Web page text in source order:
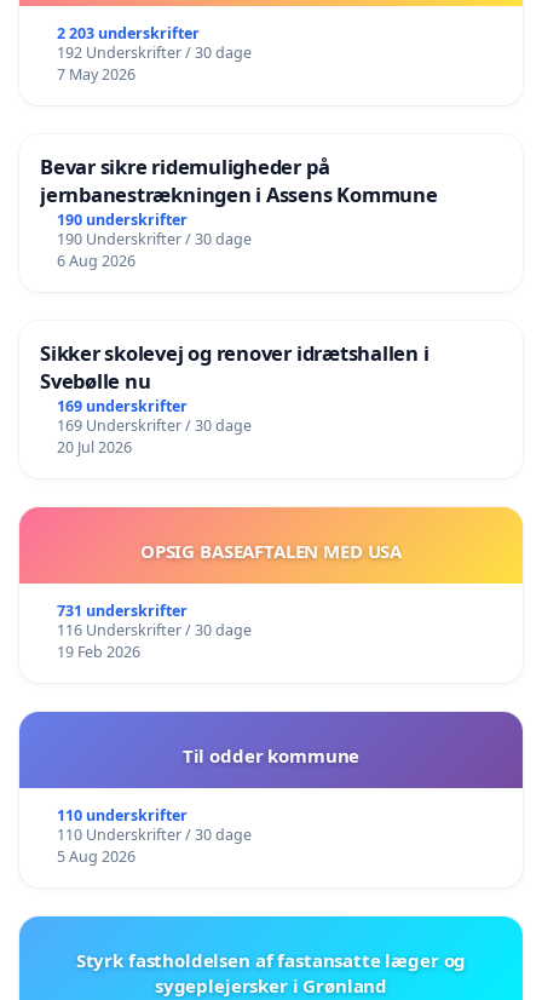
2 203 underskrifter
192 Underskrifter / 30 dage
7 May 2026
Bevar sikre ridemuligheder på
jernbanestrækningen i Assens Kommune
190 underskrifter
190 Underskrifter / 30 dage
6 Aug 2026
Sikker skolevej og renover idrætshallen i
Svebølle nu
169 underskrifter
169 Underskrifter / 30 dage
20 Jul 2026
OPSIG BASEAFTALEN MED USA
731 underskrifter
116 Underskrifter / 30 dage
19 Feb 2026
Til odder kommune
110 underskrifter
110 Underskrifter / 30 dage
5 Aug 2026
Styrk fastholdelsen af fastansatte læger og
sygeplejersker i Grønland